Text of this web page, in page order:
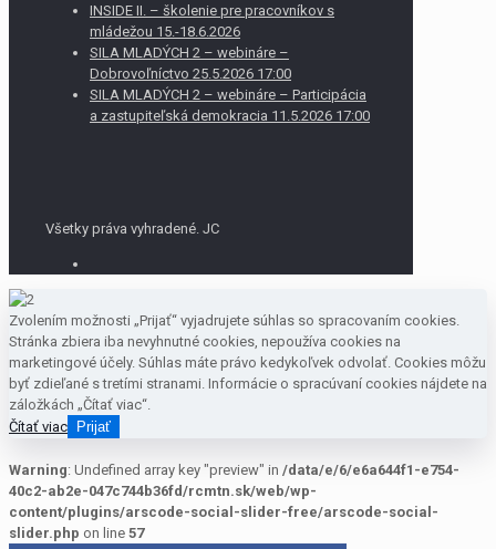
INSIDE II. – školenie pre pracovníkov s
mládežou 15.-18.6.2026
SILA MLADÝCH 2 – webináre –
Dobrovoľníctvo 25.5.2026 17:00
SILA MLADÝCH 2 – webináre – Participácia
a zastupiteľská demokracia 11.5.2026 17:00
Všetky práva vyhradené. JC
Zvolením možnosti „Prijať“ vyjadrujete súhlas so spracovaním cookies.
Stránka zbiera iba nevyhnutné cookies, nepoužíva cookies na
marketingové účely. Súhlas máte právo kedykoľvek odvolať. Cookies môžu
byť zdieľané s tretími stranami. Informácie o spracúvaní cookies nájdete na
záložkách „Čítať viac“.
Čítať viac Prijať
Warning: Undefined array key "preview" in /data/e/6/e6a644f1-e754-
40c2-ab2e-047c744b36fd/rcmtn.sk/web/wp-
content/plugins/arscode-social-slider-free/arscode-social-
slider.php on line 57